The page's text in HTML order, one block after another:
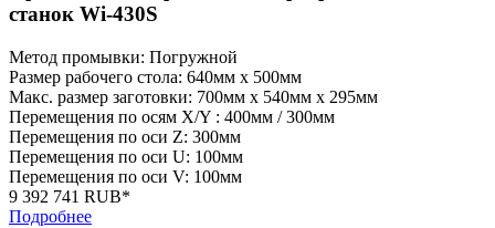
станок Wi-430S
Метод промывки: Погружной
Размер рабочего стола: 640мм x 500мм
Макс. размер заготовки: 700мм x 540мм x 295мм
Перемещения по осям X/Y : 400мм / 300мм
Перемещения по оси Z: 300мм
Перемещения по оси U: 100мм
Перемещения по оси V: 100мм
9 392 741 RUB*
Подробнее